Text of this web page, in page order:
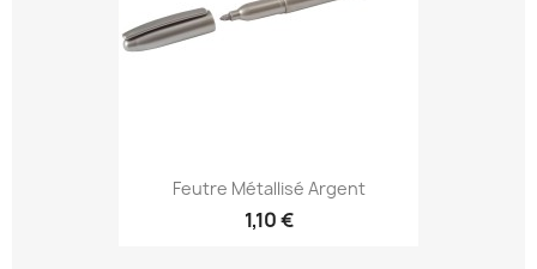
Feutre Métallisé Argent
1,10 €